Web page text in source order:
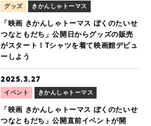
グッズ きかんしゃトーマス
「映画 きかんしゃトーマス ぼくのたいせ
つなともだち」公開日からグッズの販売
がスタート！Tシャツを着て映画館デビュ
ーしよう
2025.3.27
イベント きかんしゃトーマス
「映画 きかんしゃトーマス ぼくのたいせ
つなともだち」公開直前イベントが開